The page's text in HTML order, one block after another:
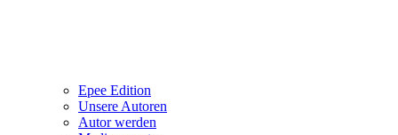
Epee Edition
Unsere Autoren
Autor werden